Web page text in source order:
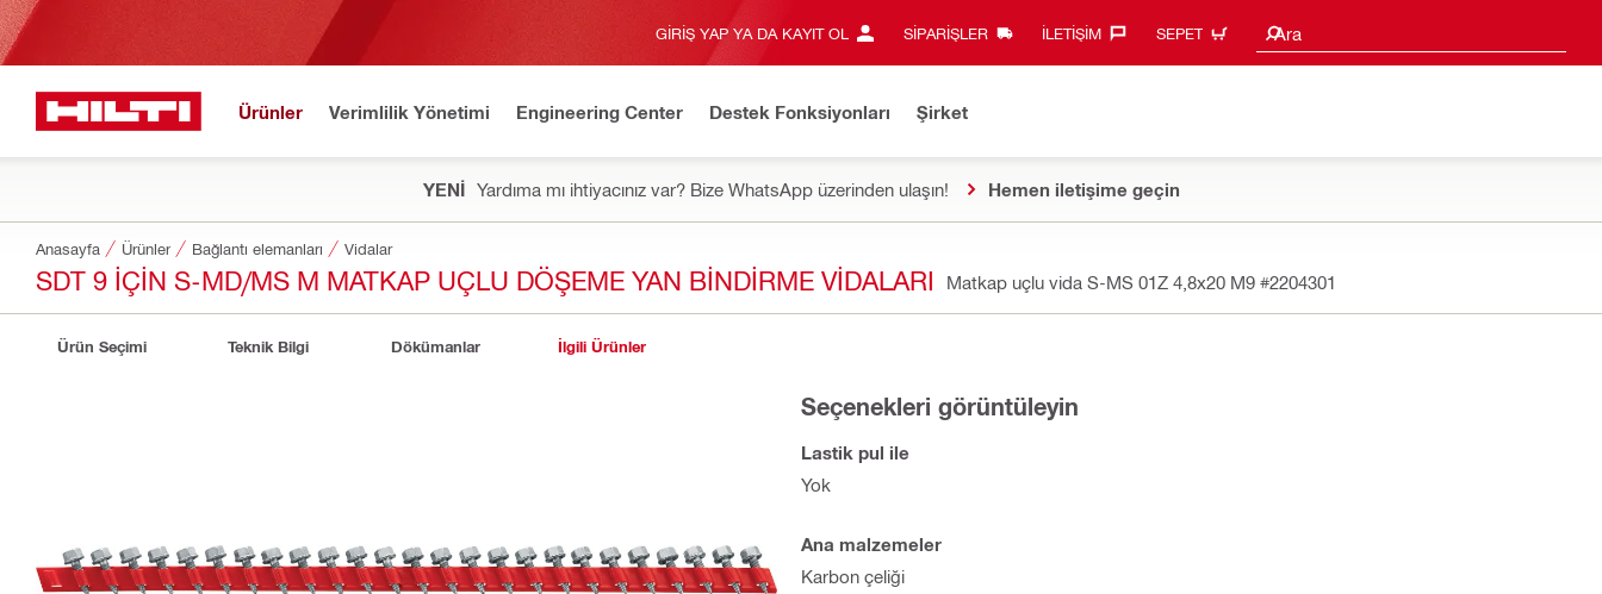
GIRIŞ YAP YA DA KAYIT OL SIPARIŞLER İLETIŞIM‎ SEPET Ara
Arama Önerileri
Ürünler Verimlilik Yönetimi Engineering Center Destek Fonksiyonları Şirket
YENİ Yardıma mı ihtiyacınız var? Bize WhatsApp üzerinden ulaşın! Hemen iletişime geçin
Anasayfa Ürünler Bağlantı elemanları Vidalar
SDT 9 IÇIN S-MD/MS M MATKAP UÇLU DÖŞEME YAN BINDIRME VIDALARI Matkap uçlu vida S-MS 01Z 4,8x20 M9 #2204301
Ürün Seçimi Teknik Bilgi Dökümanlar İlgili Ürünler
Seçenekleri görüntüleyin
Lastik pul ile
Yok
Ana malzemeler
Karbon çeliği